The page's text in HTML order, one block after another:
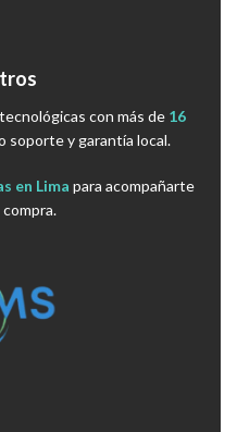
con más de 16
soporte y garantía local.
en Lima para acompañarte